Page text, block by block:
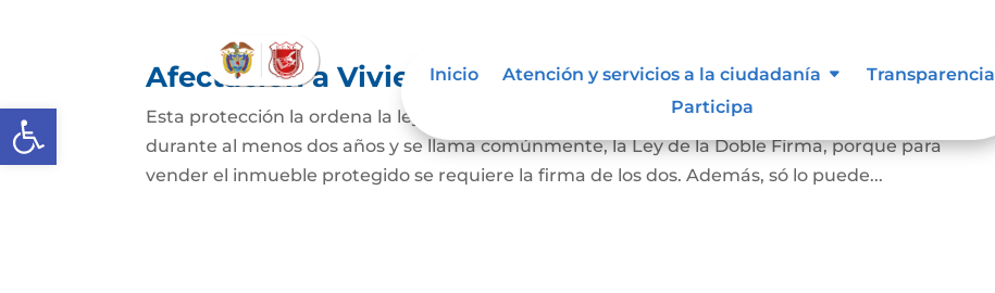
Abrir barra de herramientas
Inicio Atención y servicios a la ciudadanía
Transparencia
Participa
Afectación a Vivienda familiar
Esta protección la ordena la ley sobre la vivienda que habita la pareja casada o en unión marital
durante al menos dos años y se llama comúnmente, la Ley de la Doble Firma, porque para
vender el inmueble protegido se requiere la firma de los dos. Además, só lo puede...